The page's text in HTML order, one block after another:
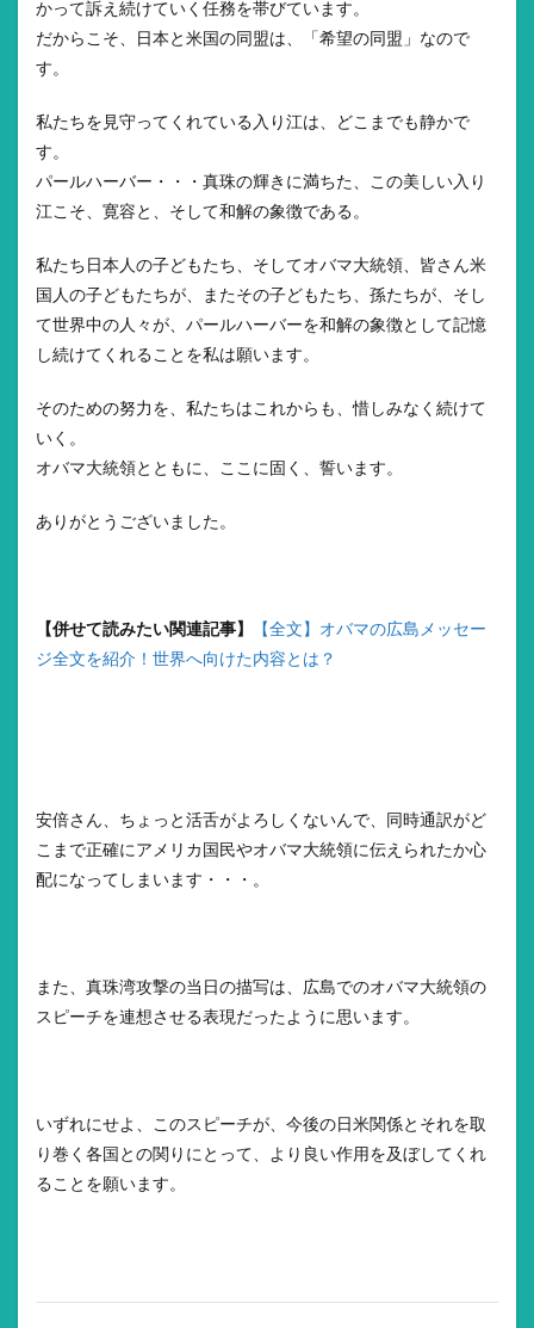
かって訴え続けていく任務を帯びています。
だからこそ、日本と米国の同盟は、「希望の同盟」なので
す。
私たちを見守ってくれている入り江は、どこまでも静かで
す。
パールハーバー・・・真珠の輝きに満ちた、この美しい入り
江こそ、寛容と、そして和解の象徴である。
私たち日本人の子どもたち、そしてオバマ大統領、皆さん米
国人の子どもたちが、またその子どもたち、孫たちが、そし
て世界中の人々が、パールハーバーを和解の象徴として記憶
し続けてくれることを私は願います。
そのための努力を、私たちはこれからも、惜しみなく続けて
いく。
オバマ大統領とともに、ここに固く、誓います。
ありがとうございました。
【併せて読みたい関連記事】
【全文】オバマの広島メッセー
ジ全文を紹介！世界へ向けた内容とは？
安倍さん、ちょっと活舌がよろしくないんで、同時通訳がど
こまで正確にアメリカ国民やオバマ大統領に伝えられたか心
配になってしまいます・・・。
また、真珠湾攻撃の当日の描写は、広島でのオバマ大統領の
スピーチを連想させる表現だったように思います。
いずれにせよ、このスピーチが、今後の日米関係とそれを取
り巻く各国との関りにとって、より良い作用を及ぼしてくれ
ることを願います。